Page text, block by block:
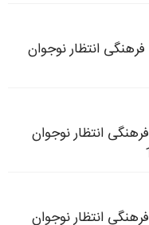
فرهنگی انتظار نوجوان
فرهنگی انتظار نوجوان
فرهنگی انتظار نوجوان